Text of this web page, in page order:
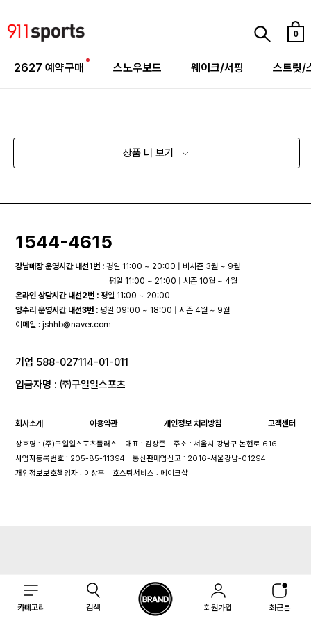
0
2627 예약구매 스노우보드 웨이크/서핑 스트릿/
카테고리 검색 회원가입 최근본
상품 더 보기
1544-4615
강남매장 운영시간 내선1번 : 평일 11:00 ~ 20:00 | 비시즌 3월 ~ 9월
평일 11:00 ~ 21:00 | 시즌 10월 ~ 4월
온라인 상담시간 내선2번 : 평일 11:00 ~ 20:00
양수리 운영시간 내선3번 : 평일 09:00 ~ 18:00 | 시즌 4월 ~ 9월
이메일 :jshhb@naver.com
기업 588-027114-01-011
입금자명 : ㈜구일일스포츠
회사소개 이용약관 개인정보 처리방침 고객센터
상호명 : (주)구일일스포츠플러스 대표 : 김상준
주소 : 서울시 강남구 논현로 616
사업자등록번호 : 205-85-11394
통신판매업신고 : 2016-서울강남-01294
개인정보보호책임자 : 이상훈
호스팅서비스 : 메이크샵